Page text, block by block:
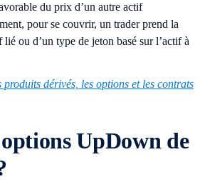
du prix d’un autre actif
pour se couvrir, un trader prend la
ou d’un type de jeton basé sur l’actif à
dérivés, les options et les contrats
UpDown de